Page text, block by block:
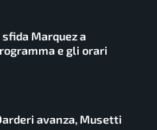
Marquez a
e gli orari
avanza, Musetti